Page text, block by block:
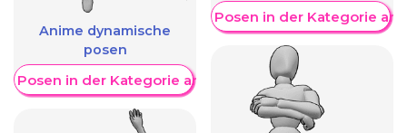
Anime dynamische
posen
Posen in der Kategorie anzeigen
Weitere Posen in der Kategorie